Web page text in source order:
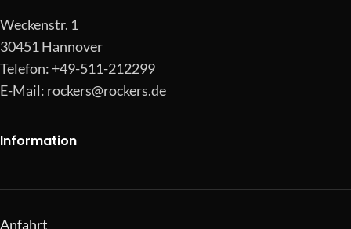
Weckenstr. 1
30451 Hannover
Telefon: +49-511-212299
E-Mail: rockers@rockers.de
Information
Anfahrt